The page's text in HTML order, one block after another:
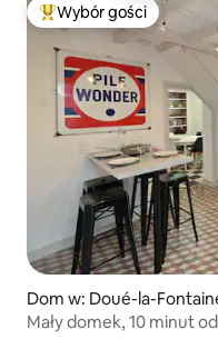
Najpopularniejsze z
Wybór gości
Dom w: Doué-la-
Mały domek, 10 minut